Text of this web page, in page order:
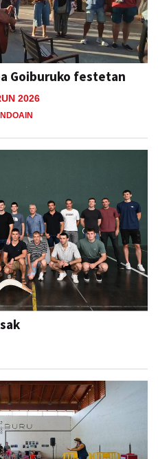
Goiburuko festetan
2026